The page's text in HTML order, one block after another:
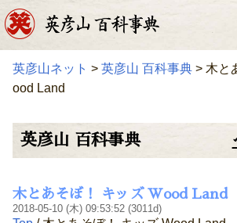
英彦山ネット > 英彦山 百科事典 > 木と
ood Land
英彦山 百科事典
木とあそぼ！ キッズ Wood Land
2018-05-10 (木) 09:53:52 (3011d)